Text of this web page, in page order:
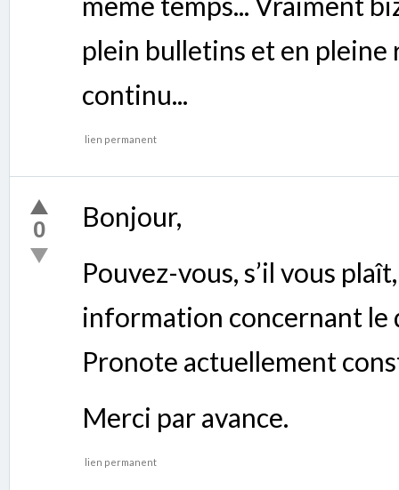
plein bulletins et en
continu...
lien permanent
0
Bonjour,
Pouvez-vous, s’il vous
information concernant
Pronote actuellement
Merci par avance.
lien permanent